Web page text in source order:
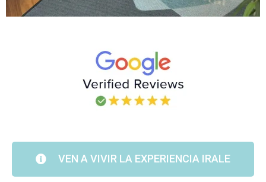
VEN A VIVIR LA EXPERIENCIA IRALE